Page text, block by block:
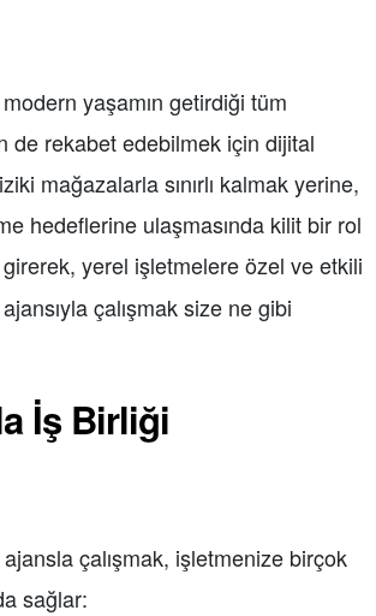
yaşamın getirdiği tüm
de rekabet edebilmek için dijital
mağazalarla sınırlı kalmak yerine,
hedeflerine ulaşmasında kilit bir rol
yerel işletmelere özel ve etkili
çalışmak size ne gibi
İş Birliği
çalışmak, işletmenize birçok
sağlar: